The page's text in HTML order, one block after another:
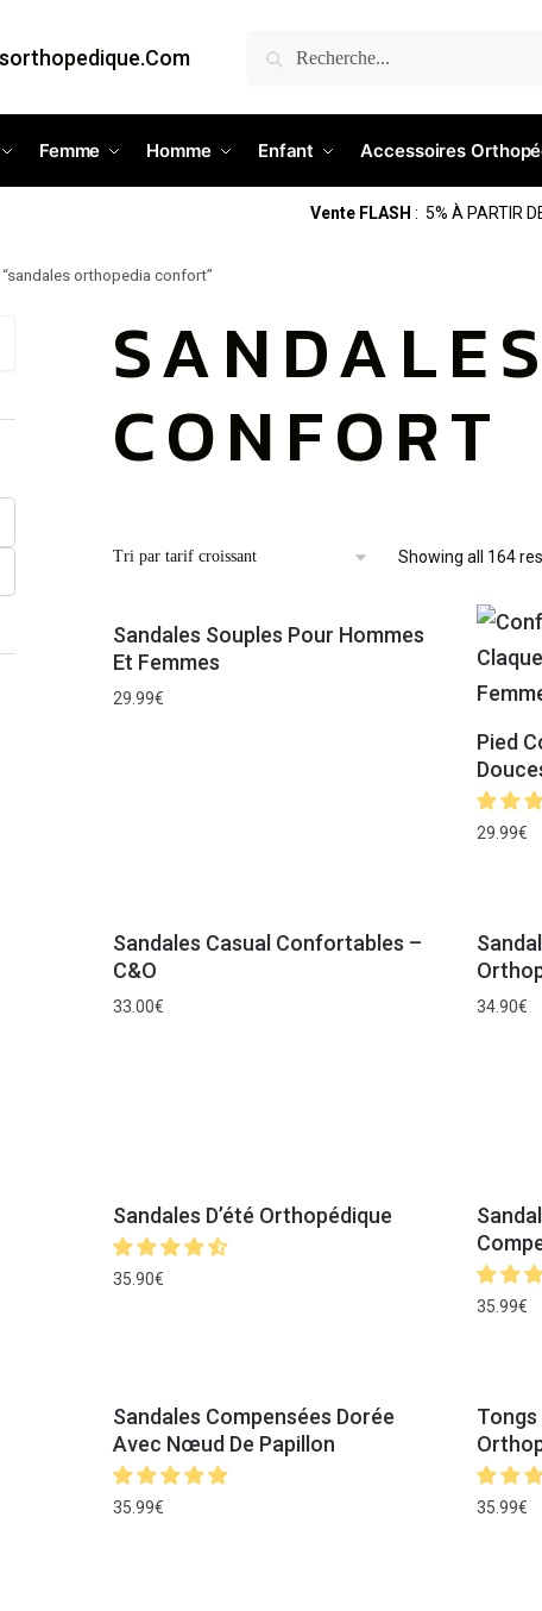
Recherche
Femme Homme Enfant Accessoires
Vente FLASH : 5% À PARTIR
orthopedia confort”
CONFORT
Showing all 164
Sandales Souples Pour Hommes
Et Femmes
29.99€
Pied
29.99€
Sandales Casual Confortables –
C&O
33.00€ 34.90€
Sandales D’été Orthopédique
35.90€
35.99€
Sandales Compensées Dorée
Avec Nœud De Papillon
35.99€
Tongs
35.99€